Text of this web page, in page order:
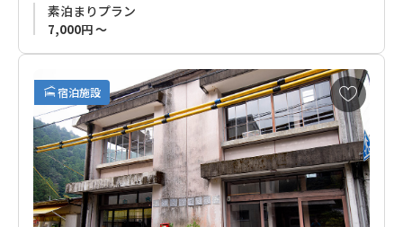
素泊まりプラン
7,000円 ～
宿泊施設
お
気
に
入
り
に
追
加